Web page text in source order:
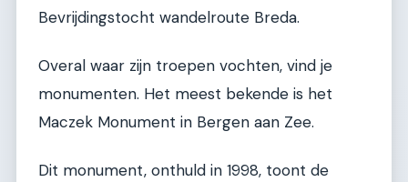
Bevrijdingstocht wandelroute Breda.
Overal waar zijn troepen vochten, vind je
monumenten. Het meest bekende is het
Maczek Monument in Bergen aan Zee.
Dit monument, onthuld in 1998, toont de